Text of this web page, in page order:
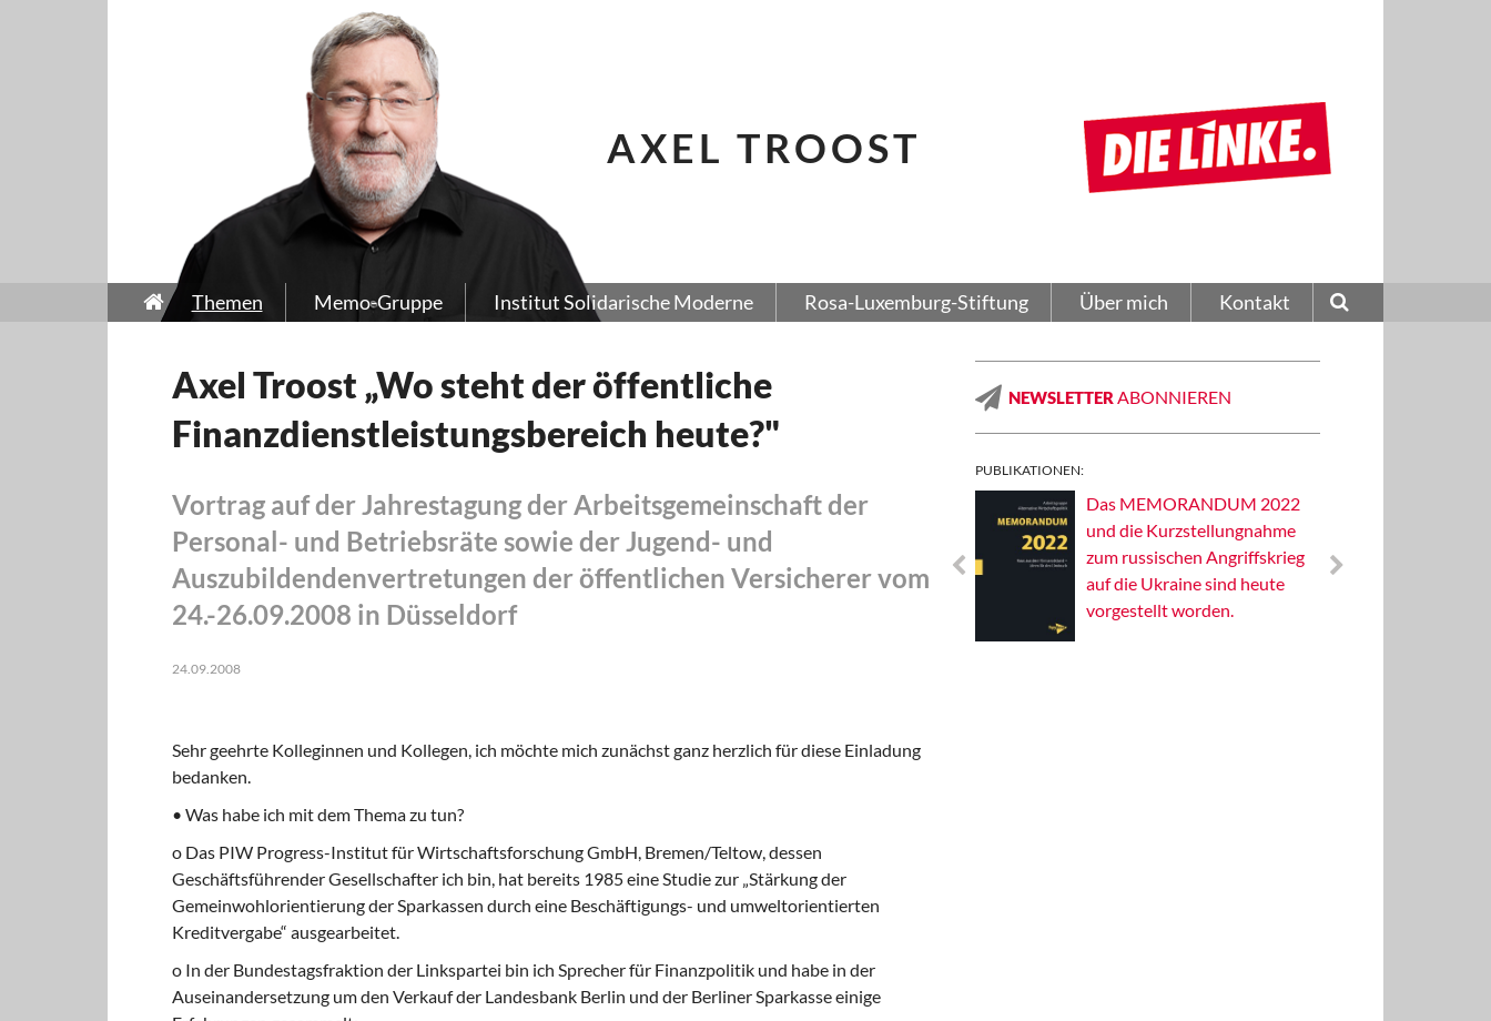
AXEL TROOST
Themen Memo-Gruppe Institut Solidarische Moderne Rosa-Luxemburg-Stiftung Über mich Kontakt
Axel Troost „Wo steht der öffentliche
Finanzdienstleistungsbereich heute?"
Vortrag auf der Jahrestagung der Arbeitsgemeinschaft der
Personal- und Be­triebsräte sowie der Jugend- und
Auszubildendenvertretungen der öffentlichen Versicherer vom
24.-26.09.2008 in Düsseldorf
24.09.2008
Sehr geehrte Kolleginnen und Kollegen, ich möchte mich zunächst ganz herzlich für diese Einladung
bedanken.
• Was habe ich mit dem Thema zu tun?
o Das PIW Progress-Institut für Wirtschaftsforschung GmbH, Bre­men/Teltow, dessen
Geschäftsführender Gesellschafter ich bin, hat be­reits 1985 eine Studie zur „Stärkung der
Gemeinwohlorientierung der Sparkassen durch eine Beschäftigungs- und umweltorientierten
Kreditver­gabe“ ausgearbeitet.
o In der Bundestagsfraktion der Linkspartei bin ich Sprecher für Finanzpoli­tik und habe in der
Auseinandersetzung um den Verkauf der Landesbank Berlin und der Berliner Sparkasse einige
NEWSLETTER ABONNIEREN
PUBLIKATIONEN:
Solidarisches EUropa -
Mosaiklinke Perspektiven
Das MEMORANDUM 2022
und die Kurzstellungnahme
zum russischen Angriffskrieg
auf die Ukraine sind heute
vorgestellt worden.